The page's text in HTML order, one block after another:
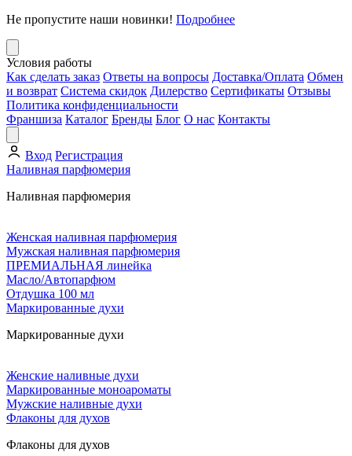
Не пропустите наши новинки! Подробнее
Условия работы
Как сделать заказ Ответы на вопросы Доставка/Оплата Обмен
и возврат Система скидок Дилерство Сертификаты Отзывы
Политика конфиденциальности
Франшиза Каталог Бренды Блог О нас Контакты
Вход Регистрация
Наливная парфюмерия
Наливная парфюмерия
Женская наливная парфюмерия
Мужская наливная парфюмерия
ПРЕМИАЛЬНАЯ линейка
Масло/Автопарфюм
Отдушка 100 мл
Маркированные духи
Маркированные духи
Женские наливные духи
Маркированные моноароматы
Мужские наливные духи
Флаконы для духов
Флаконы для духов